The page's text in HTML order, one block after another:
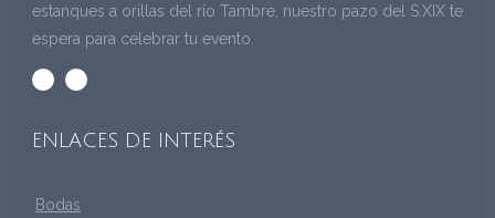
estanques a orillas del río Tambre, nuestro pazo del S.XIX te
espera para celebrar tu evento.
ENLACES DE INTERÉS
Bodas